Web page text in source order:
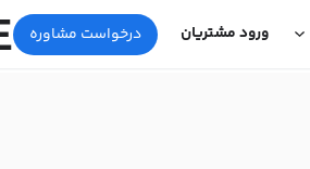
ورود مشتریان درخواست مشاوره